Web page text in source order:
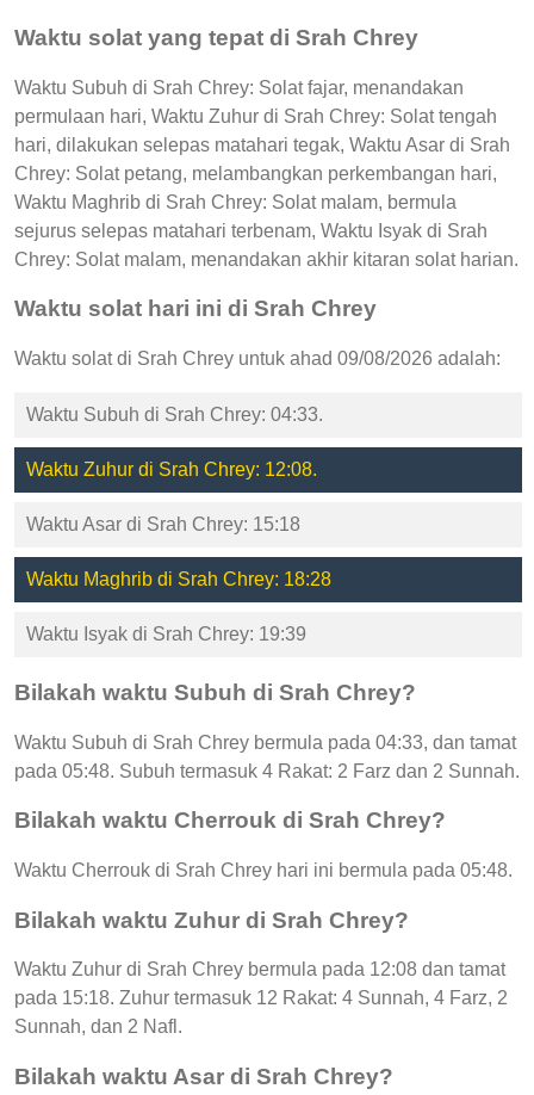
Waktu solat yang tepat di Srah Chrey
Waktu Subuh di Srah Chrey: Solat fajar, menandakan
permulaan hari, Waktu Zuhur di Srah Chrey: Solat tengah
hari, dilakukan selepas matahari tegak, Waktu Asar di Srah
Chrey: Solat petang, melambangkan perkembangan hari,
Waktu Maghrib di Srah Chrey: Solat malam, bermula
sejurus selepas matahari terbenam, Waktu Isyak di Srah
Chrey: Solat malam, menandakan akhir kitaran solat harian.
Waktu solat hari ini di Srah Chrey
Waktu solat di Srah Chrey untuk ahad 09/08/2026 adalah:
Waktu Subuh di Srah Chrey: 04:33.
Waktu Zuhur di Srah Chrey: 12:08.
Waktu Asar di Srah Chrey: 15:18
Waktu Maghrib di Srah Chrey: 18:28
Waktu Isyak di Srah Chrey: 19:39
Bilakah waktu Subuh di Srah Chrey?
Waktu Subuh di Srah Chrey bermula pada 04:33, dan tamat
pada 05:48. Subuh termasuk 4 Rakat: 2 Farz dan 2 Sunnah.
Bilakah waktu Cherrouk di Srah Chrey?
Waktu Cherrouk di Srah Chrey hari ini bermula pada 05:48.
Bilakah waktu Zuhur di Srah Chrey?
Waktu Zuhur di Srah Chrey bermula pada 12:08 dan tamat
pada 15:18. Zuhur termasuk 12 Rakat: 4 Sunnah, 4 Farz, 2
Sunnah, dan 2 Nafl.
Bilakah waktu Asar di Srah Chrey?